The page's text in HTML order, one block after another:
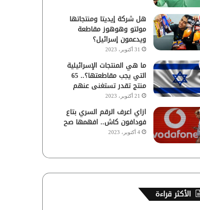
هل شركة إيديتا ومنتجاتها
مولتو وهوهوز مقاطعة
ويدعمون إسرائيل؟
31 أكتوبر، 2023
ما هي المنتجات الإسرائيلية
التي يجب مقاطعتها؟.. 65
منتج تقدر تستغنى عنهم
21 أكتوبر، 2023
ازاي اعرف الرقم السري بتاع
فودافون كاش.. افهمها صح
4 أكتوبر، 2023
الأكثر قراءة